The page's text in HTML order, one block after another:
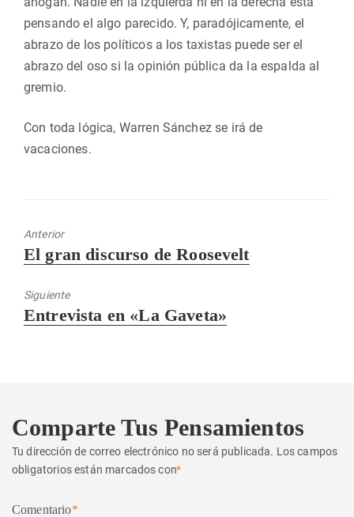
pensando el algo parecido. Y, paradójicamente, el
abrazo de los políticos a los taxistas puede ser el
abrazo del oso si la opinión pública da la espalda al
gremio.
Con toda lógica, Warren Sánchez se irá de
vacaciones.
Anterior
Entrada
El gran discurso de Roosevelt
Siguiente
Entrada
Entrevista en «La Gaveta»
Comparte Tus Pensamientos
Tu dirección de correo electrónico no será publicada. Los campos
obligatorios están marcados con*
Comentario*